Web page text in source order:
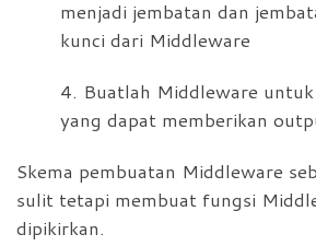
menjadi jembatan dan
kunci dari Middleware
4. Buatlah Middleware
yang dapat memberikan
Skema pembuatan Middleware
sulit tetapi membuat fungsi
dipikirkan.